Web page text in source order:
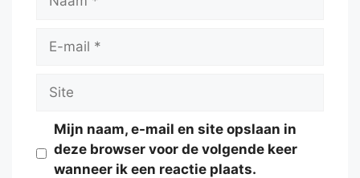
Site
Mijn naam, e-mail en site opslaan in
deze browser voor de volgende keer
wanneer ik een reactie plaats.